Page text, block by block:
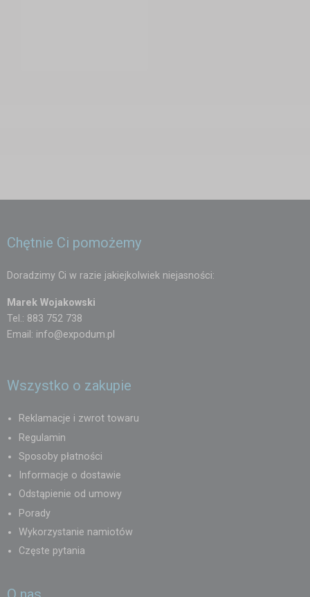
Chętnie Ci pomożemy
Doradzimy Ci w razie jakiejkolwiek niejasności:
Marek Wojakowski
Tel.: 883 752 738
Email: info@expodum.pl
Wszystko o zakupie
Reklamacje i zwrot towaru
Regulamin
Sposoby płatności
Informacje o dostawie
Odstąpienie od umowy
Porady
Wykorzystanie namiotów
Częste pytania